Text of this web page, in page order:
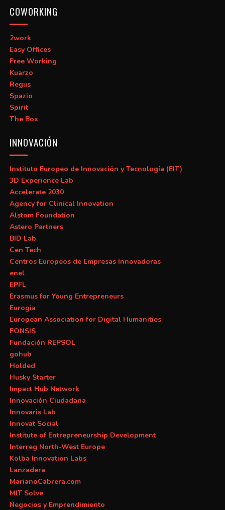
COWORKING
2work
Easy Offices
Free Working
Kuarzo
Regus
Spazio
Spirit
The Box
INNOVACIÓN
Instituto Europeo de Innovación y Tecnología (EIT)
3D Experience Lab
Accelerate 2030
Agency for Clinical Innovation
Alstom Foundation
Astero Partners
BID Lab
Cen Tech
Centros Europeos de Empresas Innovadoras
enel
EPFL
Erasmus for Young Entrepreneurs
Eurogia
European Association for Digital Humanities
FONSIS
Fundación REPSOL
gohub
Holded
Husky Starter
Impact Hub Network
Innovación Ciudadana
Innovaris Lab
Innovat Social
Institute of Entrepreneurship Development
Interreg North-West Europe
Kolba Innovation Labs
Lanzadera
MarianoCabrera.com
MIT Solve
Negocios y Emprendimiento